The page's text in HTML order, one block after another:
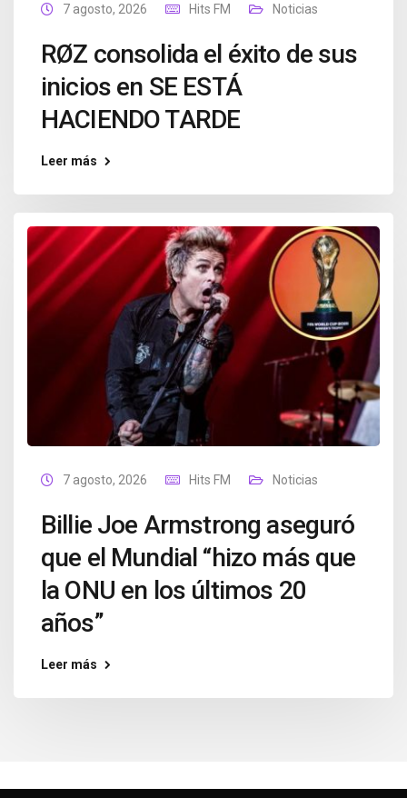
7 agosto, 2026 Hits FM Noticias
RØZ consolida el éxito de sus
inicios en SE ESTÁ
HACIENDO TARDE
Leer más
7 agosto, 2026 Hits FM Noticias
Billie Joe Armstrong aseguró
que el Mundial “hizo más que
la ONU en los últimos 20
años”
Leer más